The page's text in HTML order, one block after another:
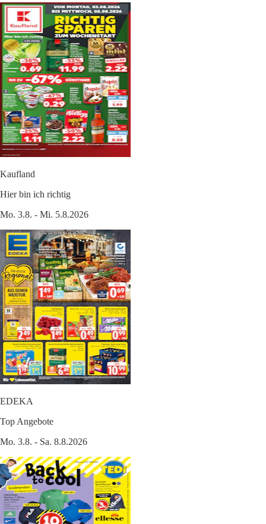
Kaufland
Hier bin ich richtig
Mo. 3.8. - Mi. 5.8.2026
EDEKA
Top Angebote
Mo. 3.8. - Sa. 8.8.2026